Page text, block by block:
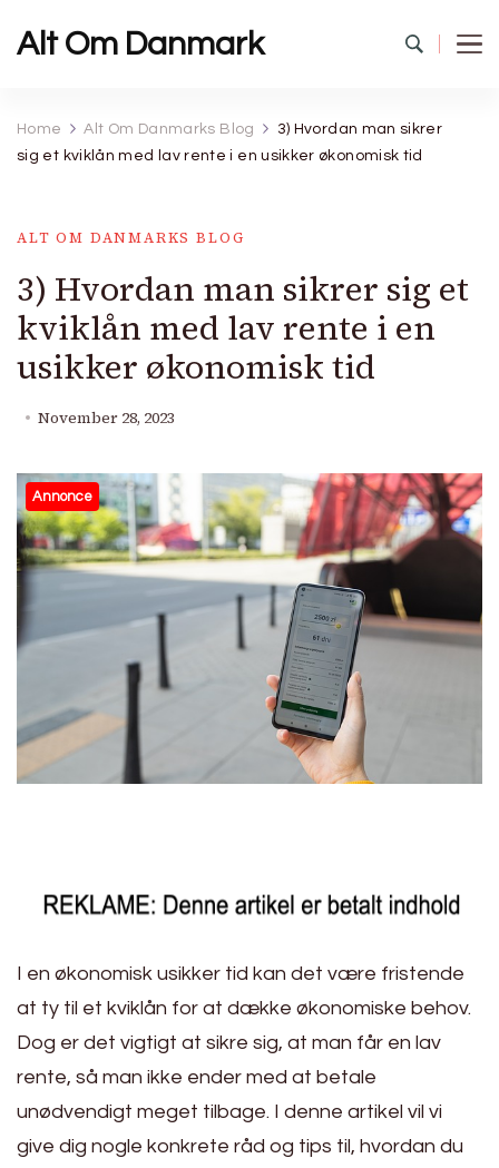
Alt Om Danmark
Home Alt Om Danmarks Blog
3) Hvordan man sikrer
sig et kviklån med lav rente i en usikker økonomisk tid
ALT OM DANMARKS BLOG
3) Hvordan man sikrer sig et
kviklån med lav rente i en
usikker økonomisk tid
November 28, 2023
Annonce
I en økonomisk usikker tid kan det være fristende
at ty til et kviklån for at dække økonomiske behov.
Dog er det vigtigt at sikre sig, at man får en lav
rente, så man ikke ender med at betale
unødvendigt meget tilbage. I denne artikel vil vi
give dig nogle konkrete råd og tips til, hvordan du